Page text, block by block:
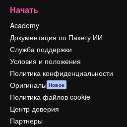
Начать
Academy
Документация по Пакету ИИ
Служба поддержки
Условия и положения
Политика конфиденциальности
Оригиналы Новое
Политика файлов cookie
Центр доверия
Партнеры